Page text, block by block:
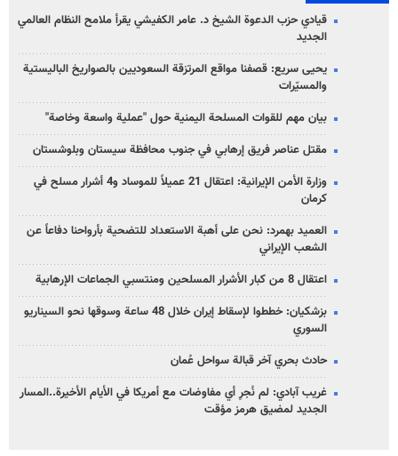
قيادي حزب الدعوة الشيخ د. عامر الكفيشي يقرأ ملامح النظام العالمي
الجديد
يحيى سريع: قصفنا مواقع المرتزقة السعوديين بالصواريخ الباليستية
والمسيّرات
بيان مهم للقوات المسلحة اليمنية حول "عملية واسعة وخاصة"
مقتل عناصر فريق إرهابي في جنوب محافظة سيستان وبلوشستان
وزارة الأمن الإيرانية: اعتقال 21 عميلاً للموساد و4 أشرار مسلح في
كرمان
العميد بهمرد: نحن على أهبة الاستعداد للتضحية بأرواحنا دفاعاً عن
الشعب الإيراني
اعتقال 8 من كبار الأشرار المسلحين ومنتسبي الجماعات الإرهابية
بزشكيان: خططوا لإسقاط إيران خلال 48 ساعة وسوقها نحو السيناريو
السوري
حادث بحري آخر قبالة سواحل عُمان
غريب آبادي: لم نُجرِ أي مفاوضات مع أمريكا في الأيام الأخيرة..المسار
الجديد لمضيق هرمز مؤقت